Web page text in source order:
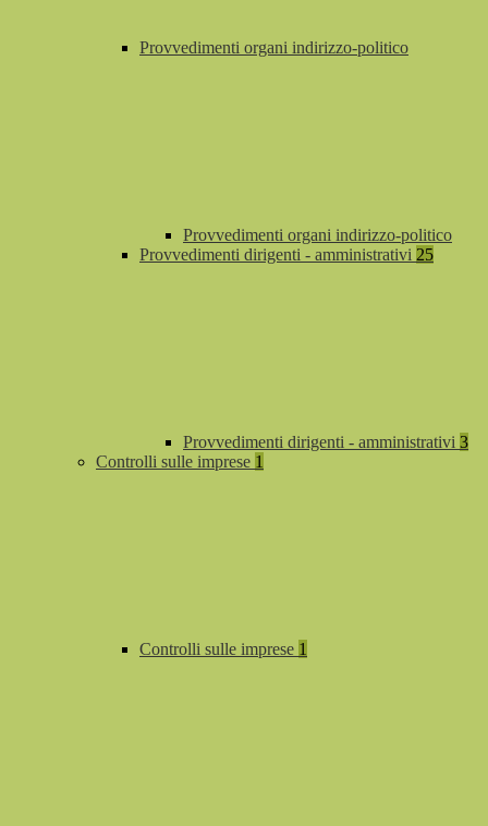
Provvedimenti organi indirizzo-politico
Provvedimenti organi indirizzo-politico
Provvedimenti dirigenti - amministrativi 25
Provvedimenti dirigenti - amministrativi 3
Controlli sulle imprese 1
Controlli sulle imprese 1